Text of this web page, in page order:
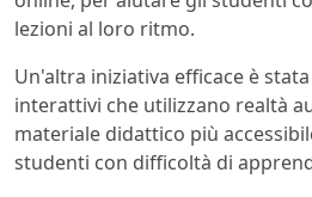
lezioni al loro ritmo.
Un'altra iniziativa efficace è
interattivi che utilizzano realtà
materiale didattico più
studenti con difficoltà di